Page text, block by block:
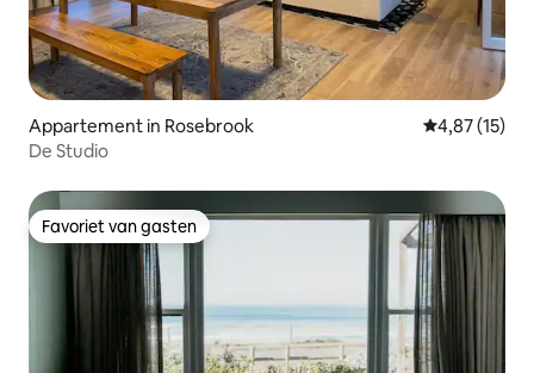
Appartement in Rosebrook Gemiddelde
4,87 (15)
De Studio
Favoriet van gasten
Favoriet van gasten